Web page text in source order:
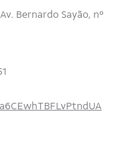
Bernardo Sayão, nº